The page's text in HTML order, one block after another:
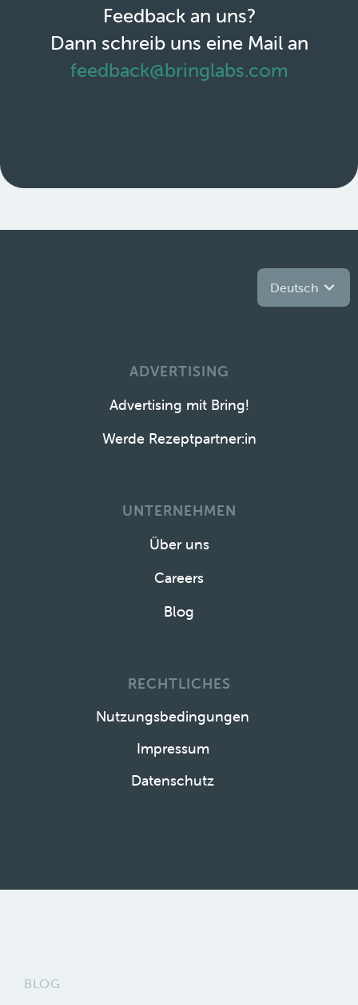
Feedback an uns?
Dann schreib uns eine Mail an
feedback@bringlabs.com
Deutsch
ADVERTISING
Advertising mit Bring!
Werde Rezeptpartner:in
UNTERNEHMEN
Über uns
Careers
Blog
RECHTLICHES
Nutzungsbedingungen
Impressum
Datenschutz
BLOG